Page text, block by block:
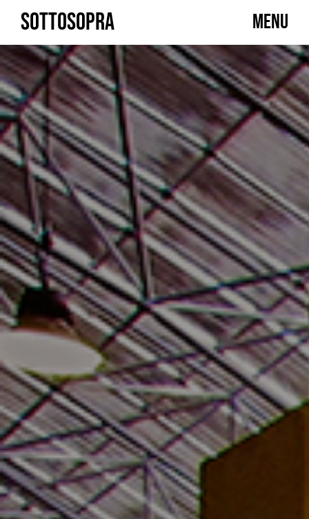
Skip
content
SOTTOSOPRA MENU